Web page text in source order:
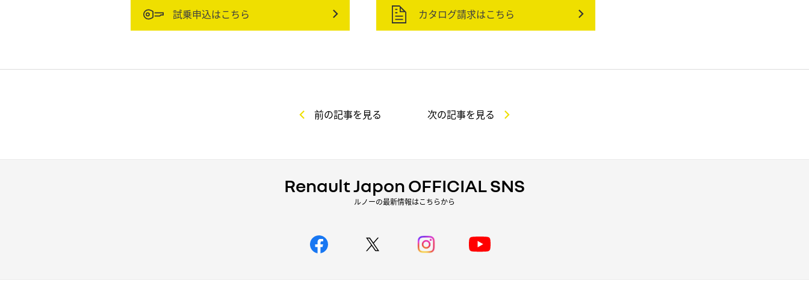
試乗申込はこちら カタログ請求はこちら
前の記事を見る 次の記事を見る
Renault Japon OFFICIAL SNS
ルノーの最新情報はこちらから